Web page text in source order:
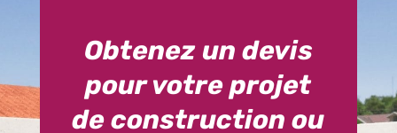
Obtenez un devis
pour votre projet
de construction ou